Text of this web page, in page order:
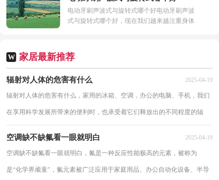
电动牙刷声波式与旋转式哪个好电动牙刷声波
式与旋转式哪个好，现在我们越来越注重身体
W 家居最新推荐
辐射对人体的危害有什么 2025-04-19
辐射对人体的危害有什么，家用的冰箱、空调，办公的电脑、手机，我们
在享用科学发展所带来的便利时，也承受着它们释放出的不同程度的辐
空调缺不缺氟看一眼就明白 2025-04-19
空调缺不缺氟看一眼就明白，氟是一种反应性能极高的元素，被称为
是“化学界顽童”，氟元素被广泛应用于家庭用品、办公自动化设备、半导